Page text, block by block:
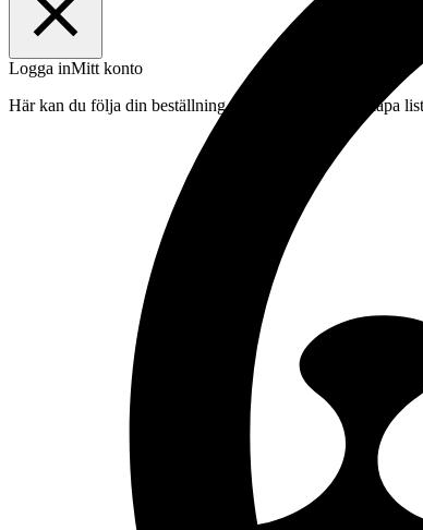
Logga inMitt konto
Här kan du följa din beställning, spara drycker och skapa